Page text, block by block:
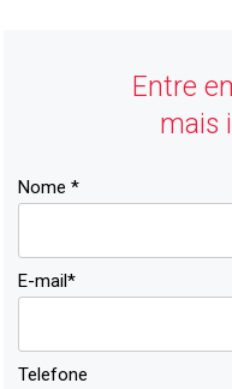
Entre
mais
Nome *
E-mail*
Telefone